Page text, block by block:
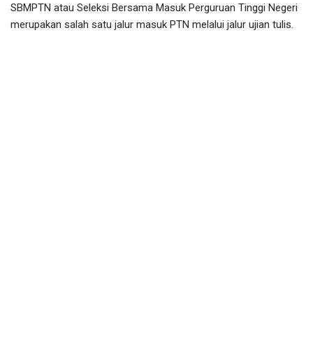
SBMPTN atau Seleksi Bersama Masuk Perguruan Tinggi Negeri
merupakan salah satu jalur masuk PTN melalui jalur ujian tulis.